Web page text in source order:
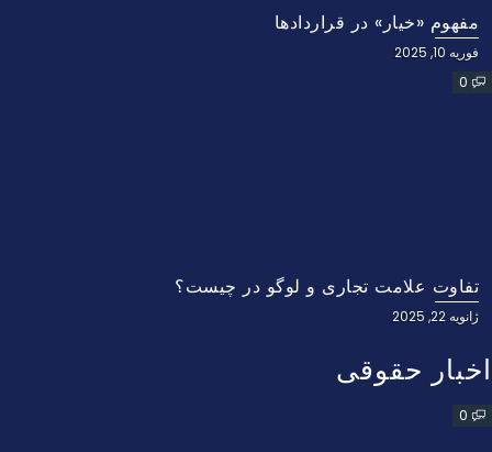
مفهوم «خیار» در قراردادها
فوریه 10, 2025
0
تفاوت علامت تجاری و لوگو در چیست؟
ژانویه 22, 2025
اخبار حقوقی
0